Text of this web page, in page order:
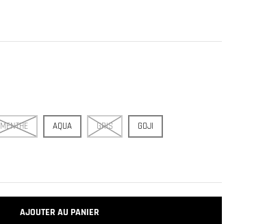
MENTHE AQUA GRIS GOJI
AJOUTER AU PANIER